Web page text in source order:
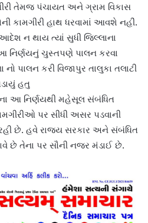
તેમજ પંચાયત અને ગ્રામ વિકાસ
કામગીરી હાથ ધરવામાં આવશે નહીં.
ન થાય ત્યાં સુધી જિલ્લાના
નિર્ણયનું ચુસ્તપણે પાલન કરવા
પાલન કરી વિજાપુર તાલુકા તલાટી
હતુ
આ નિર્ણયથી મહેસૂલ સંબંધિત
પર સીધી અસર પડવાની
છે. હવે રાજ્ય સરકાર અને સંબંધિત
છે તેના પર સૌની નજર મંડાઈ છે.